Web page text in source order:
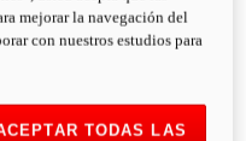
HÚMEDO SIN
mejorar la navegación del
con nuestros estudios para
TODAS LAS